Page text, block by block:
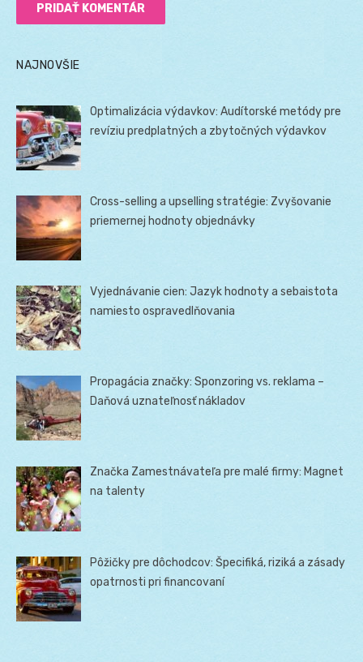
NAJNOVŠIE
Optimalizácia výdavkov: Audítorské metódy pre
revíziu predplatných a zbytočných výdavkov
Cross-selling a upselling stratégie: Zvyšovanie
priemernej hodnoty objednávky
Vyjednávanie cien: Jazyk hodnoty a sebaistota
namiesto ospravedlňovania
Propagácia značky: Sponzoring vs. reklama –
Daňová uznateľnosť nákladov
Značka Zamestnávateľa pre malé firmy: Magnet
na talenty
Pôžičky pre dôchodcov: Špecifiká, riziká a zásady
opatrnosti pri financovaní